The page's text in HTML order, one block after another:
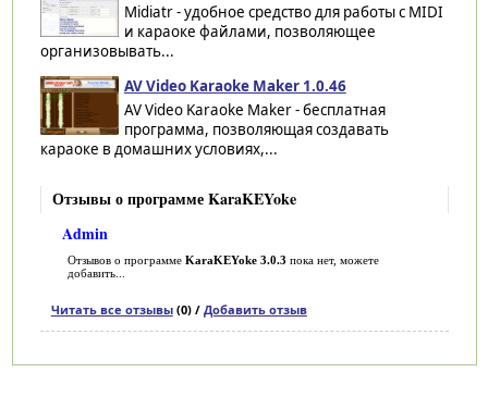
Midiatr - удобное средство для работы с MIDI
и караоке файлами, позволяющее
организовывать...
AV Video Karaoke Maker 1.0.46
AV Video Karaoke Maker - бесплатная
программа, позволяющая создавать
караоке в домашних условиях,...
Отзывы о программе KaraKEYoke
Admin
Отзывов о программе KaraKEYoke 3.0.3 пока нет, можете
добавить...
Читать все отзывы(0) / Добавить отзыв